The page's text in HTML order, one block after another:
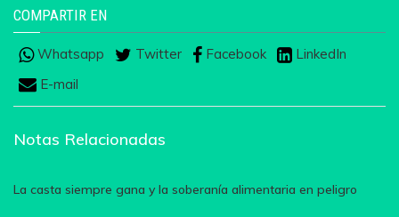
COMPARTIR EN
Whatsapp Twitter Facebook
LinkedIn
E-mail
Notas Relacionadas
La casta siempre gana y la soberanía alimentaria en peligro